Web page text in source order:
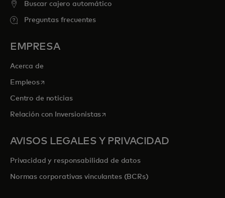
Buscar cajero automático
Preguntas frecuentes
EMPRESA
Acerca de
Empleosse abre en una pestaña nueva
Centro de noticias
Relación con Inversionistasse abre en una pestaña nueva
AVISOS LEGALES Y PRIVACIDAD
Privacidad y responsabilidad de datos
Normas corporativas vinculantes (BCRs)